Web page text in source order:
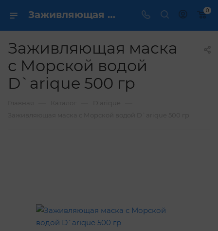
Заживляющая маска с Морской водой D`arique 500 гр купить по выгодной цене в интернет магазине 0
Заживляющая маска
с Морской водой
D`arique 500 гр